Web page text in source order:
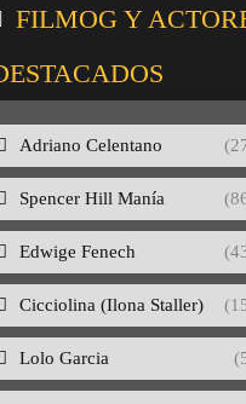
FILMOG Y
Adriano Celentano
Spencer Hill Manía
Edwige Fenech
Cicciolina (Ilona Staller)
Lolo Garcia